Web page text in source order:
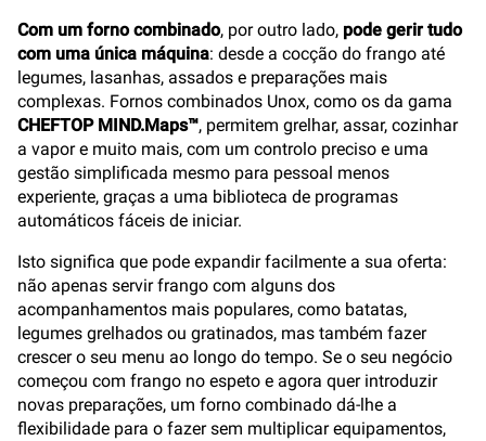
Com um forno combinado, por outro lado, pode gerir tudo
com uma única máquina: desde a cocção do frango até
legumes, lasanhas, assados e preparações mais
complexas. Fornos combinados Unox, como os da gama
CHEFTOP MIND.Maps™, permitem grelhar, assar, cozinhar
a vapor e muito mais, com um controlo preciso e uma
gestão simplificada mesmo para pessoal menos
experiente, graças a uma biblioteca de programas
automáticos fáceis de iniciar.
Isto significa que pode expandir facilmente a sua oferta:
não apenas servir frango com alguns dos
acompanhamentos mais populares, como batatas,
legumes grelhados ou gratinados, mas também fazer
crescer o seu menu ao longo do tempo. Se o seu negócio
começou com frango no espeto e agora quer introduzir
novas preparações, um forno combinado dá-lhe a
flexibilidade para o fazer sem multiplicar equipamentos,